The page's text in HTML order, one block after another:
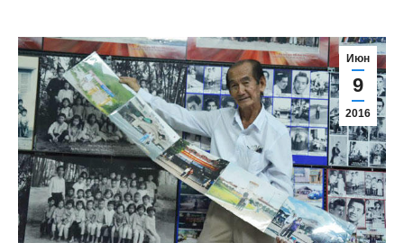
Июн
9
2016